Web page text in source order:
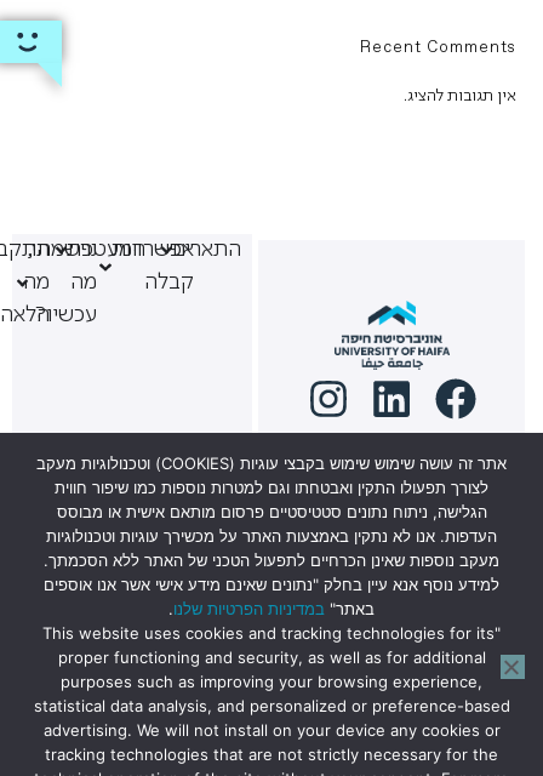
Recent Comments
אין תגובות להציג.
למוקד מתעניינים 6569*
ניתן להגיע לשיחת ייעוץ
בבית הסטודנט קומה 0,
חדר 027
בימים א’-ה’ בשעות
הקבלה:
14:30-9:30.
התאריםאפשרויות
קבלה
המעטפתנרשמתי,
מה
עכשיו?
מה
אתר זה עושה שימוש שימוש בקבצי עוגיות (COOKIES) וטכנולוגיות מעקב
לצורך תפעולו התקין ואבטחתו וגם למטרות נוספות כמו שיפור חווית
הגלישה, ניתוח נתונים סטטיסטיים פרסום מותאם אישית או מבוסס
העדפות. אנו לא נתקין באמצעות האתר על מכשירך עוגיות וטכנולוגיות
מעקב נוספות שאינן הכרחיים לתפעול הטכני של האתר ללא הסכמתך.
למידע נוסף אנא עיין בחלק "נתונים שאינם מידע אישי אשר אנו אוספים
באתר" במדיניות הפרטיות שלנו.
"This website uses cookies and tracking technologies for its
proper functioning and security, as well as for additional
purposes such as improving your browsing experience,
statistical data analysis, and personalized or preference-based
advertising. We will not install on your device any cookies or
tracking technologies that are not strictly necessary for the